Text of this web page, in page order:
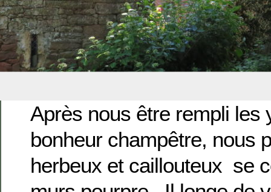
Après nous être rempli les
bonheur champêtre, nous
herbeux et caillouteux se